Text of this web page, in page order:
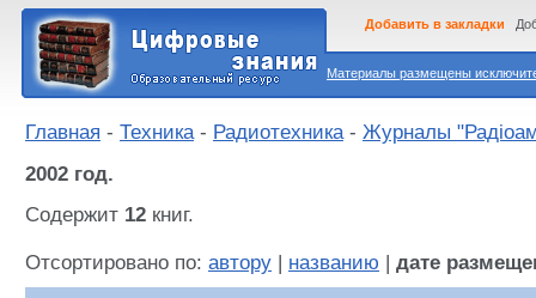
Материалы размещены
Добавить в закладки
Главная - Техника- Радиотехника- Журналы
2002 год.
Содержит 12 книг.
Отсортировано по: автору названию дате